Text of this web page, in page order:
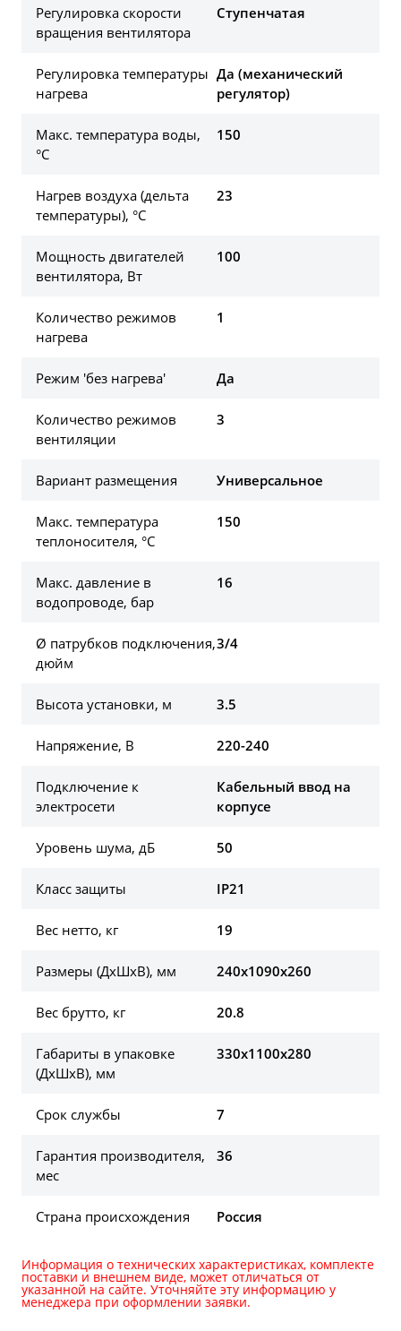
Регулировка скорости
вращения вентилятора
Ступенчатая
Регулировка температуры
нагрева
Да (механический
регулятор)
Макс. температура воды,
°С
150
Нагрев воздуха (дельта
температуры), °С
23
Мощность двигателей
вентилятора, Вт
100
Количество режимов
нагрева
1
Режим 'без нагрева' Да
Количество режимов
вентиляции
3
Вариант размещения Универсальное
Макс. температура
теплоносителя, °С
150
Макс. давление в
водопроводе, бар
16
Ø патрубков подключения,
дюйм
3/4
Высота установки, м 3.5
Напряжение, В 220-240
Подключение к
электросети
Кабельный ввод на
корпусе
Уровень шума, дБ 50
Класс защиты IP21
Вес нетто, кг 19
Размеры (ДхШхВ), мм 240х1090х260
Вес брутто, кг 20.8
Габариты в упаковке
(ДхШхВ), мм
330х1100х280
Срок службы 7
Гарантия производителя,
мес
36
Страна происхождения Россия
Информация о технических характеристиках, комплекте
поставки и внешнем виде, может отличаться от
указанной на сайте. Уточняйте эту информацию у
менеджера при оформлении заявки.